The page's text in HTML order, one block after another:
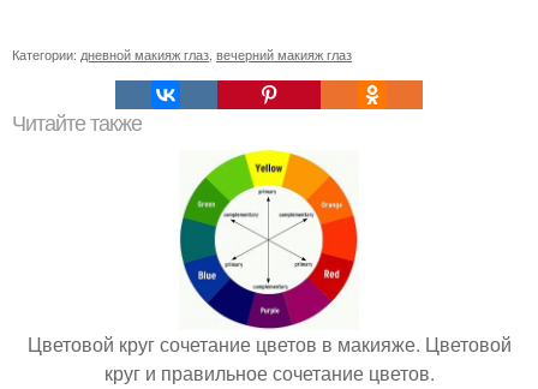
Категории: дневной макияж глаз вечерний макияж глаз
Читайте также
Цветовой круг сочетание цветов в макияже. Цветовой
круг и правильное сочетание цветов.